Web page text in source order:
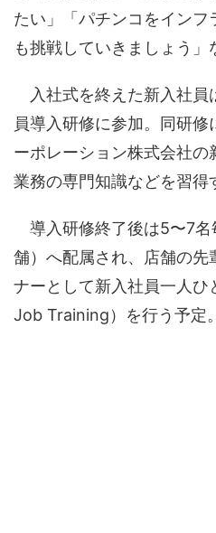
たい」「パチンコをインフ
も挑戦していきましょう」
入社式を終えた新入社員
員導入研修に参加。同研修
ーポレーション株式会社の
業務の専門知識などを習得
導入研修終了後は5〜7名
舗）へ配属され、店舗の先
ナーとして新入社員一人
Job Training）を行う予定。